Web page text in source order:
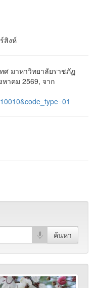
สิงห์
ศ มาหาวิทยาลัยราชภัฏ
าคม 2569, จาก